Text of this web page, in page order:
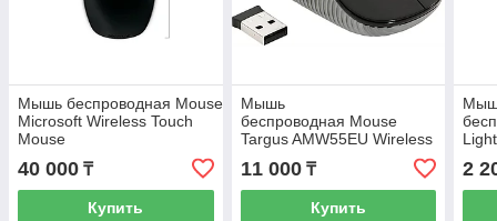
Мышь беспроводная Mouse
Microsoft Wireless Touch
Mouse
40 000 ₸
Купить
Мышь
беспроводная Mouse
Targus AMW55EU Wireless
Compact laser
11 000₸
Купить
2